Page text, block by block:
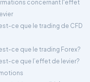
concernant l'effet
ce que le trading de CFD
ce que le trading Forex?
ce que l’effet de levier?